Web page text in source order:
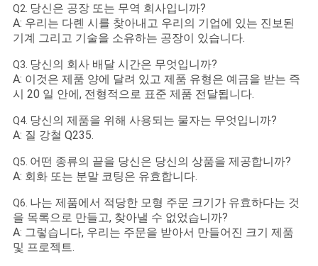
Q2. 당신은 공장 또는 무역 회사입니까?
A: 우리는 다롄 시를 찾아내고 우리의 기업에 있는 진보된
기계 그리고 기술을 소유하는 공장이 있습니다.
Q3. 당신의 회사 배달 시간은 무엇입니까?
A: 이것은 제품 양에 달려 있고 제품 유형은 예금을 받는 즉
시 20 일 안에, 전형적으로 표준 제품 전달됩니다.
Q4. 당신의 제품을 위해 사용되는 물자는 무엇입니까?
A: 질 강철 Q235.
Q5. 어떤 종류의 끝을 당신은 당신의 상품을 제공합니까?
A: 회화 또는 분말 코팅은 유효합니다.
Q6. 나는 제품에서 적당한 모형 주문 크기가 유효하다는 것
을 목록으로 만들고, 찾아낼 수 없었습니까?
A: 그렇습니다, 우리는 주문을 받아서 만들어진 크기 제품
및 프로젝트.